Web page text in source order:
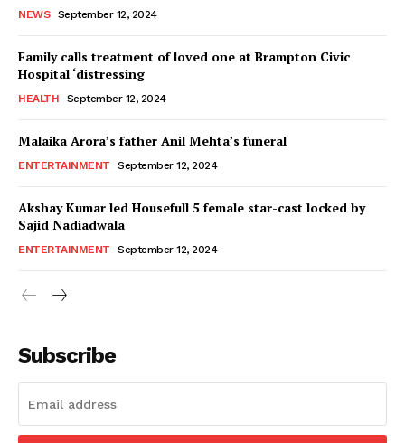
NEWS September 12, 2024
Family calls treatment of loved one at Brampton Civic
Hospital ‘distressing
HEALTH September 12, 2024
Malaika Arora’s father Anil Mehta’s funeral
ENTERTAINMENT September 12, 2024
Akshay Kumar led Housefull 5 female star-cast locked by
Sajid Nadiadwala
ENTERTAINMENT September 12, 2024
Subscribe